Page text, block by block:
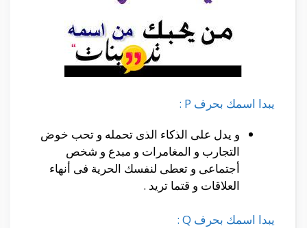
يبدا اسمك بحرف P :
و يدل على الذكاء الذى تحمله و تحب خوض
التجارب و المغامرات و مبدع و شخص
أجتماعى و تعطى لنفسك الحرية فى أنهاء
العلاقات و قتما تريد .
يبدا اسمك بحرف Q :